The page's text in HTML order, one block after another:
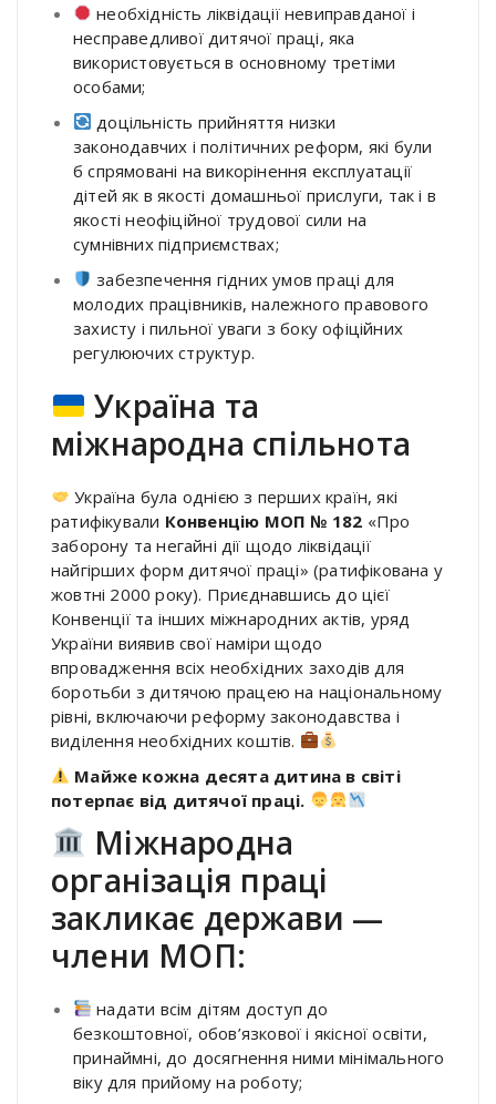
необхідність ліквідації невиправданої і
несправедливої дитячої праці, яка
використовується в основному третіми
особами;
доцільність прийняття низки
законодавчих і політичних реформ, які були
б спрямовані на викорінення експлуатації
дітей як в якості домашньої прислуги, так і в
якості неофіційної трудової сили на
сумнівних підприємствах;
забезпечення гідних умов праці для
молодих працівників, належного правового
захисту і пильної уваги з боку офіційних
регулюючих структур.
Україна та
міжнародна спільнота
Україна була однією з перших країн, які
ратифікували Конвенцію МОП № 182 «Про
заборону та негайні дії щодо ліквідації
найгірших форм дитячої праці» (ратифікована у
жовтні 2000 року). Приєднавшись до цієї
Конвенції та інших міжнародних актів, уряд
України виявив свої наміри щодо
впровадження всіх необхідних заходів для
боротьби з дитячою працею на національному
рівні, включаючи реформу законодавства і
виділення необхідних коштів.
Майже кожна десята дитина в світі
потерпає від дитячої праці.
Міжнародна
організація праці
закликає держави —
члени МОП:
надати всім дітям доступ до
безкоштовної, обов’язкової і якісної освіти,
принаймні, до досягнення ними мінімального
віку для прийому на роботу;